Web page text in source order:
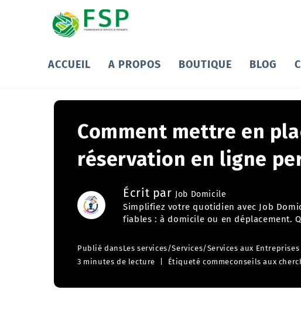
ACCUEIL A PROPOS BOUTIQUE BLOG
Comment mettre en
réservation en ligne
Écrit par Job Domicile
Simplifiez votre quotidien avec Job
fiables : à domicile ou en déplacement.
Publié dansLes services/Services/Services aux Entreprises
3 minutes de lecture
Étiqueté commeconseils aux